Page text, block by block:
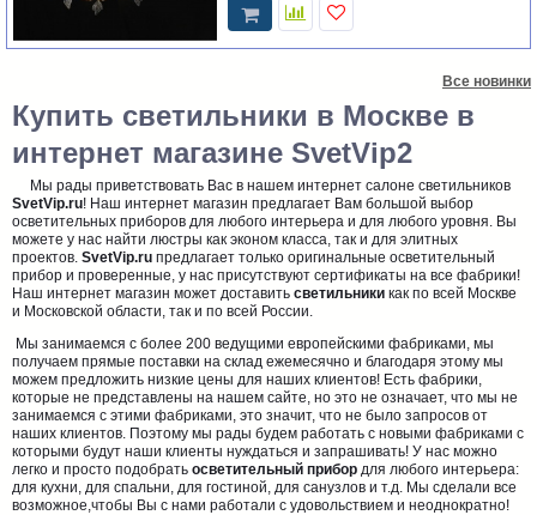
Все новинки
Купить светильники в Москве в
интернет магазине SvetVip2
Мы рады приветствовать Вас в нашем интернет салоне светильников
SvetVip.ru! Наш интернет магазин предлагает Вам большой выбор
осветительных приборов для любого интерьера и для любого уровня. Вы
можете у нас найти люстры как эконом класса, так и для элитных
проектов. SvetVip.ru предлагает только оригинальные осветительный
прибор и проверенные, у нас присутствуют сертификаты на все фабрики!
Наш интернет магазин может доставить светильники как по всей Москве
и Московской области, так и по всей России.
Мы занимаемся с более 200 ведущими европейскими фабриками, мы
получаем прямые поставки на склад ежемесячно и благодаря этому мы
можем предложить низкие цены для наших клиентов! Есть фабрики,
которые не представлены на нашем сайте, но это не означает, что мы не
занимаемся с этими фабриками, это значит, что не было запросов от
наших клиентов. Поэтому мы рады будем работать с новыми фабриками с
которыми будут наши клиенты нуждаться и запрашивать! У нас можно
легко и просто подобрать осветительный прибор для любого интерьера:
для кухни, для спальни, для гостиной, для санузлов и т.д. Мы сделали все
возможное,чтобы Вы с нами работали с удовольствием и неоднократно!